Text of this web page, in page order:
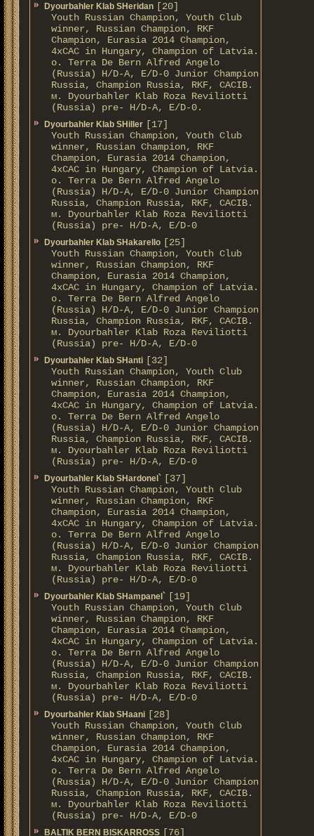
Dyourbahler Klab SHeridan [20]
Youth Russian Champion, Youth Club
winner, Russian Champion, RKF
Champion, Eurasia 2014 Champion,
4xCAC in Hungary, Champion of Latvia.
о. Terra De Bern Alfred Angelo
(Russia) H/D-A, E/D-0 Junior Champion
Russia, Champion Russia, RKF, CACIB.
м. Dyourbahler Klab Roza Reviliotti
(Russia) pre- H/D-A, E/D-0.
Dyourbahler Klab SHiller [17]
Youth Russian Champion, Youth Club
winner, Russian Champion, RKF
Champion, Eurasia 2014 Champion,
4xCAC in Hungary, Champion of Latvia.
о. Terra De Bern Alfred Angelo
(Russia) H/D-A, E/D-0 Junior Champion
Russia, Champion Russia, RKF, CACIB.
м. Dyourbahler Klab Roza Reviliotti
(Russia) pre- H/D-A, E/D-0
Dyourbahler Klab SHakarello [25]
Youth Russian Champion, Youth Club
winner, Russian Champion, RKF
Champion, Eurasia 2014 Champion,
4xCAC in Hungary, Champion of Latvia.
о. Terra De Bern Alfred Angelo
(Russia) H/D-A, E/D-0 Junior Champion
Russia, Champion Russia, RKF, CACIB.
м. Dyourbahler Klab Roza Reviliotti
(Russia) pre- H/D-A, E/D-0
Dyourbahler Klab SHanti [32]
Youth Russian Champion, Youth Club
winner, Russian Champion, RKF
Champion, Eurasia 2014 Champion,
4xCAC in Hungary, Champion of Latvia.
о. Terra De Bern Alfred Angelo
(Russia) H/D-A, E/D-0 Junior Champion
Russia, Champion Russia, RKF, CACIB.
м. Dyourbahler Klab Roza Reviliotti
(Russia) pre- H/D-A, E/D-0
Dyourbahler Klab SHardonel` [37]
Youth Russian Champion, Youth Club
winner, Russian Champion, RKF
Champion, Eurasia 2014 Champion,
4xCAC in Hungary, Champion of Latvia.
о. Terra De Bern Alfred Angelo
(Russia) H/D-A, E/D-0 Junior Champion
Russia, Champion Russia, RKF, CACIB.
м. Dyourbahler Klab Roza Reviliotti
(Russia) pre- H/D-A, E/D-0
Dyourbahler Klab SHampanel` [19]
Youth Russian Champion, Youth Club
winner, Russian Champion, RKF
Champion, Eurasia 2014 Champion,
4xCAC in Hungary, Champion of Latvia.
о. Terra De Bern Alfred Angelo
(Russia) H/D-A, E/D-0 Junior Champion
Russia, Champion Russia, RKF, CACIB.
м. Dyourbahler Klab Roza Reviliotti
(Russia) pre- H/D-A, E/D-0
Dyourbahler Klab SHaani [28]
Youth Russian Champion, Youth Club
winner, Russian Champion, RKF
Champion, Eurasia 2014 Champion,
4xCAC in Hungary, Champion of Latvia.
о. Terra De Bern Alfred Angelo
(Russia) H/D-A, E/D-0 Junior Champion
Russia, Champion Russia, RKF, CACIB.
м. Dyourbahler Klab Roza Reviliotti
(Russia) pre- H/D-A, E/D-0
BALTIK BERN BISKARROSS [76]